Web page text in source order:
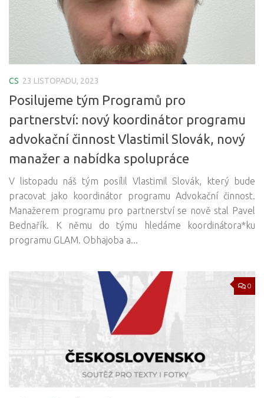
CS 23 LISTOPADU, 2023
Posilujeme tým Programů pro
partnerství: nový koordinátor programu
advokační činnost Vlastimil Slovák, nový
manažer a nabídka spolupráce
V listopadu náš tým posílil Vlastimil Slovák, který bude
pracovat jako koordinátor programu Advokační činnost.
Manažerem programu pro partnerství se nově stal Pavel
Bednařík. K němu do týmu hledáme koordinátora*ku
programu GLAM. Obhajoba a...
0